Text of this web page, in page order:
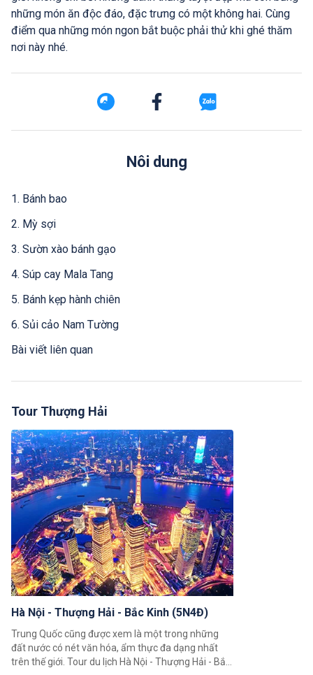
những món ăn độc đáo, đặc trưng có một không hai. Cùng
điểm qua những món ngon bắt buộc phải thử khi ghé thăm
nơi này nhé.
Nôi dung
1. Bánh bao
2. Mỳ sợi
3. Sườn xào bánh gạo
4. Súp cay Mala Tang
5. Bánh kẹp hành chiên
6. Sủi cảo Nam Tường
Bài viết liên quan
Tour Thượng Hải
Hà Nội - Thượng Hải - Bắc Kinh (5N4Đ)
Trung Quốc cũng được xem là một trong những
đất nước có nét văn hóa, ẩm thực đa dạng nhất
trên thế giới. Tour du lịch Hà Nội - Thượng Hải - Bắc